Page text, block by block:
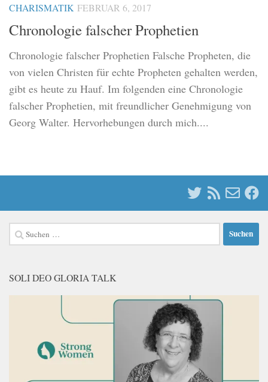
CHARISMATIK FEBRUAR 6, 2017
Chronologie falscher Prophetien
Chronologie falscher Prophetien Falsche Propheten, die
von vielen Christen für echte Propheten gehalten werden,
gibt es heute zu Hauf. Im folgenden eine Chronologie
falscher Prophetien, mit freundlicher Genehmigung von
Georg Walter. Hervorhebungen durch mich....
Suchen
nach:
SOLI DEO GLORIA TALK